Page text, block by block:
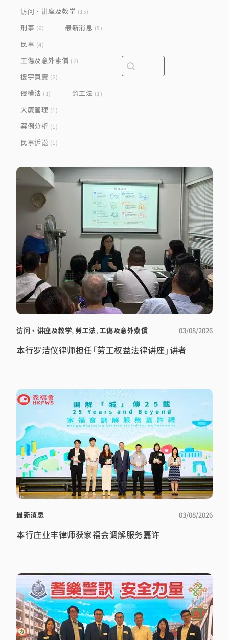
访问、讲座及教学 (15)
刑事 (6) 最新消息 (5)
民事 (4)
工傷及意外索償 (2)
樓宇買賣 (2)
侵權法 (1) 勞工法 (1)
大廈管理 (1)
案例分析 (1)
民事诉讼 (1)
Search bar
Search content
访问、讲座及教学, 勞工法, 工傷及意外索償 03/08/2026
本行罗洁仪律师担任「劳工权益法律讲座」讲者
最新消息 03/08/2026
本行庄业丰律师获家福会调解服务嘉许